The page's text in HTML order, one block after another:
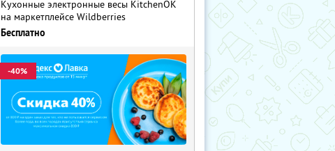
Кухонные электронные весы KitchenOK
на маркетплейсе Wildberries
Бесплатно
-40%